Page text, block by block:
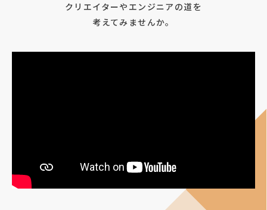
クリエイターやエンジニアの道を
考えてみませんか。